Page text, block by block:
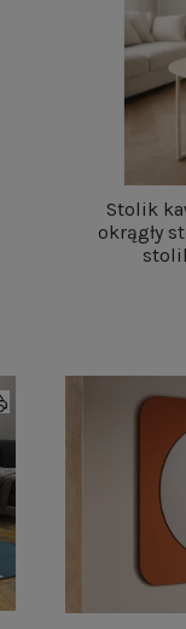
Stolik
okrągły